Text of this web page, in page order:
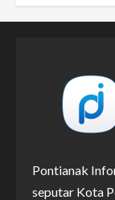
Pontianak
seputar Kota